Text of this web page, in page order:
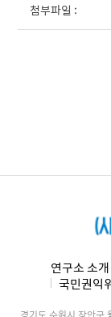
첨부파일 :
연구소 소개
국민권익